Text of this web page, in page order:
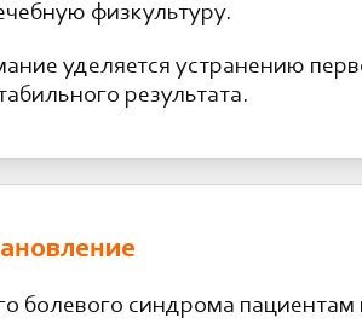
физкультуру.
уделяется устранению
результата.
болевого синдрома